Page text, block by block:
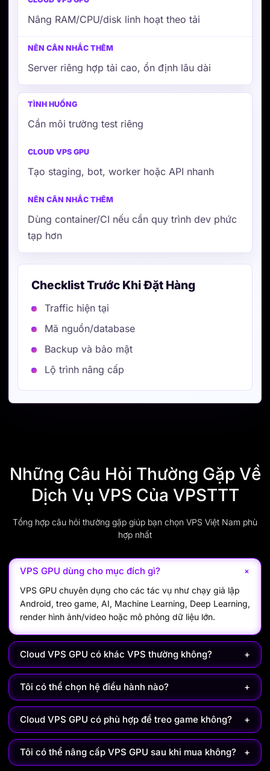
Nâng RAM/CPU/disk linh hoạt theo tải
Server riêng hợp tải cao, ổn định lâu dài
Cần môi trường test riêng
Tạo staging, bot, worker hoặc API nhanh
Dùng container/CI nếu cần quy trình dev phức
tạp hơn
Checklist Trước Khi Đặt Hàng
Traffic hiện tại
Mã nguồn/database
Backup và bảo mật
Lộ trình nâng cấp
Những Câu Hỏi Thường Gặp Về
Dịch Vụ VPS Của VPSTTT
Tổng hợp câu hỏi thường gặp giúp bạn chọn VPS Việt Nam phù
hợp nhất
VPS GPU dùng cho mục đích gì? +
VPS GPU chuyên dụng cho các tác vụ như chạy giả lập
Android, treo game, AI, Machine Learning, Deep Learning,
render hình ảnh/video hoặc mô phỏng dữ liệu lớn.
Cloud VPS GPU có khác VPS thường không? +
Tôi có thể chọn hệ điều hành nào? +
Cloud VPS GPU có phù hợp để treo game không? +
Tôi có thể nâng cấp VPS GPU sau khi mua không? +